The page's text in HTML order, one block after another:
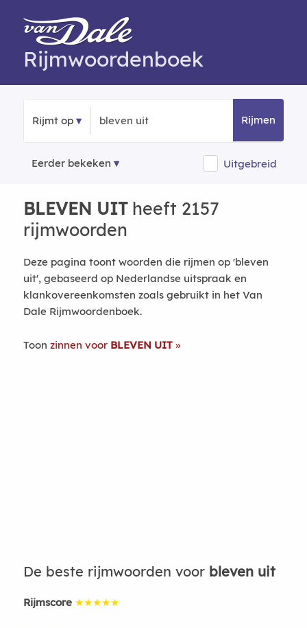
Rijmwoordenboek
Rijmt op Rijmen
Eerder bekeken Uitgebreid
BLEVEN UITheeft 2157
rijmwoorden
Deze pagina toont woorden die rijmen op 'bleven
uit', gebaseerd op Nederlandse uitspraak en
klankovereenkomsten zoals gebruikt in het Van
Dale Rijmwoordenboek.
Toon zinnen voor BLEVEN UIT
De beste rijmwoorden voor bleven uit
Rijmscore ★★★★★